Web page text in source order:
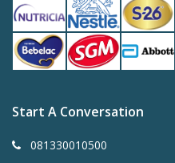
Start A Conversation
081330010500